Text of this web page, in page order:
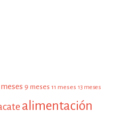
9 meses 11 meses 13 meses
alimentación